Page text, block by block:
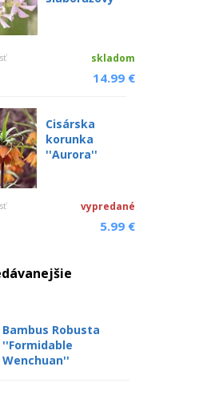
skladom
14.99 €
Cisárska
korunka
''Aurora''
vypredané
5.99 €
Bambus Robusta
''Formidable
Wenchuan''